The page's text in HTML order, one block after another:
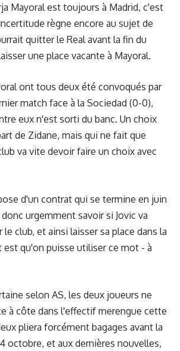
Mayoral est toujours à Madrid, c'est
règne encore au sujet de
quitter le Real avant la fin du
une place vacante à Mayoral.
ont tous deux été convoqués par
match face à la Sociedad (0-0),
eux n'est sorti du banc. Un choix
de Zidane, mais qui ne fait que
va vite devoir faire un choix avec
d'un contrat qui se termine en juin
donc urgemment savoirsi Jovic va
le club, et ainsi laisser sa place dans la
est qu'on puisse utiliser ce mot - à
selon AS, les deux joueurs ne
à côte dans l'effectif merengue cette
pliera forcément bagages avant la
octobre, et aux dernières nouvelles,